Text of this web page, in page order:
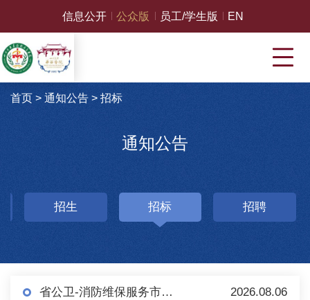
信息公开 公众版 员工/学生版 EN
首页 > 通知公告> 招标
通知公告
招生 招标 招聘
省公卫-消防维保服务市场调研（第二轮） 2026.08.06